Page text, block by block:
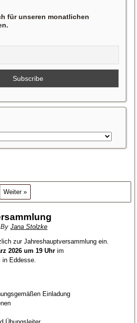
für unseren monatlichen
Weiter »
By Jana Stolzke
zur Jahreshauptversammlung ein.
2026 um 19 Uhr im
in Eddesse.
Einladung